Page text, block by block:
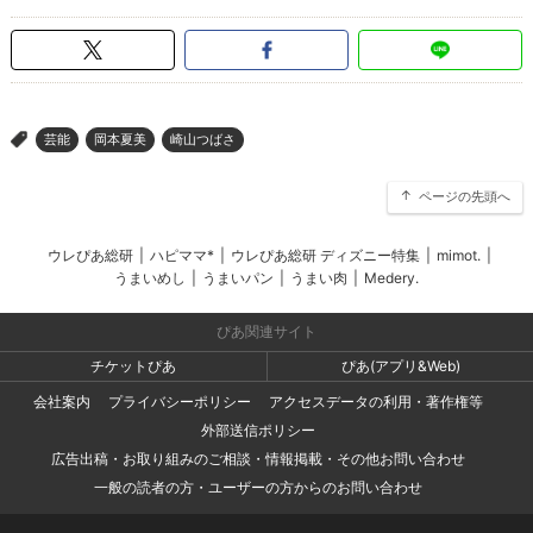
> 芸能 岡本夏美 崎山つばさ
ページの先頭へ
ウレぴあ総研 ハピママ* ウレぴあ総研 ディズニー特集 mimot.
うまいめし
うまいパン うまい肉 Medery.
ぴあ関連サイト
チケットぴあ
ぴあ(アプリ&Web)
会社案内
プライバシーポリシー
アクセスデータの利用・著作権等
外部送信ポリシー
広告出稿・お取り組みのご相談・情報掲載・その他お問い合わせ
一般の読者の方・ユーザーの方からのお問い合わせ